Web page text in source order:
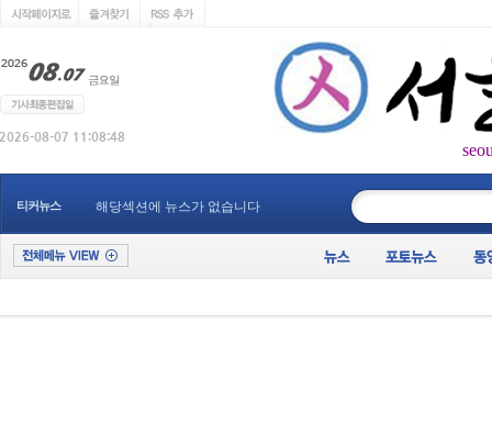
티커뉴스 해당섹션에 뉴스가 없습니다